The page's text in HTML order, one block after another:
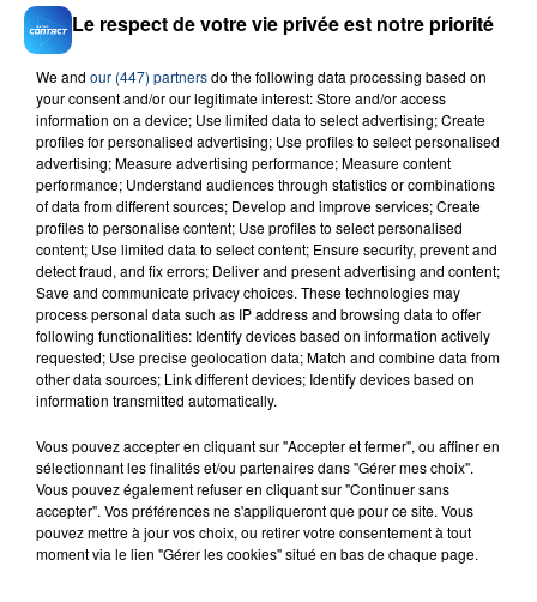
23 juillet 2026
INCENDIE MORTEL À LENS : UNE FEMME ET
SON BÉBÉ ENTRE LA VIE ET LA...
Un homme s'est immolé par le feu après avoir
aspergé sa compagne et leur bébé de trois mois
d'un liquide inflammable.
20 juillet 2026
UNE ADOLESCENTE DEVANT SE FAIRE
OPÉRER DE LA CHEVILLE RESSORT DE LA...
La famille a porté plainte contre la clinique qui a
Le respect de votre vie privée est notre priorité
We and our (447) partnersdo the following data processing based on
your consent and/or our legitimate interest: Store and/or access
information on a device; Use limited data to select advertising; Create
profiles for personalised advertising; Use profiles to select personalised
advertising; Measure advertising performance; Measure content
performance; Understand audiences through statistics or combinations
of data from different sources; Develop and improve services; Create
profiles to personalise content; Use profiles to select personalised
content; Use limited data to select content; Ensure security, prevent and
detect fraud, and fix errors; Deliver and present advertising and content;
Save and communicate privacy choices. These technologies may
process personal data such as IP address and browsing data to offer
following functionalities: Identify devices based on information actively
requested; Use precise geolocation data; Match and combine data from
other data sources; Link different devices; Identify devices based on
information transmitted automatically.
Vous pouvez accepter en cliquant sur "Accepter et fermer", ou affiner en
sélectionnant les finalités et/ou partenaires dans "Gérer mes choix".
Vous pouvez également refuser en cliquant sur "Continuer sans
accepter". Vos préférences ne s'appliqueront que pour ce site. Vous
pouvez mettre à jour vos choix, ou retirer votre consentement à tout
moment via le lien "Gérer les cookies" situé en bas de chaque page.